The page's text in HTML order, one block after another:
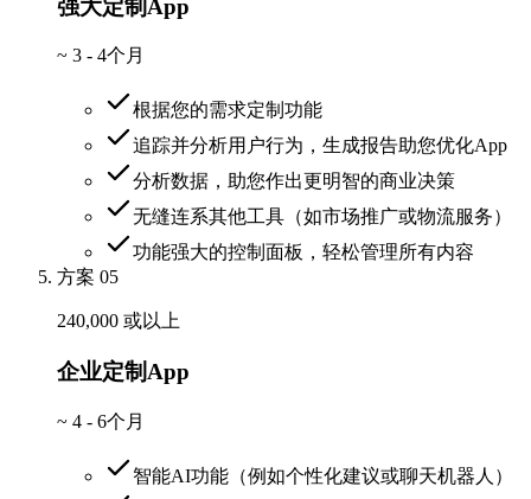
强大定制App
~ 3 - 4个月
根据您的需求定制功能
追踪并分析用户行为，生成报告助您优化App
分析数据，助您作出更明智的商业决策
无缝连系其他工具（如市场推广或物流服务）
功能强大的控制面板，轻松管理所有内容
方案 05
240,000 或以上
企业定制App
~ 4 - 6个月
智能AI功能（例如个性化建议或聊天机器人）